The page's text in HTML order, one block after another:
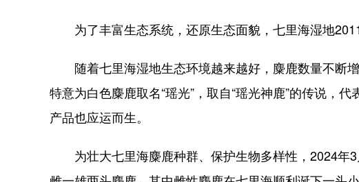
为了丰富生态系统，还原生态面貌，七里海湿地
随着七里海湿地生态环境越来越好，麋鹿数量不断
特意为白色麋鹿取名“瑶光”，取自“瑶光神鹿”的传说，
产品也应运而生。
为壮大七里海麋鹿种群、保护生物多样性，2024年3